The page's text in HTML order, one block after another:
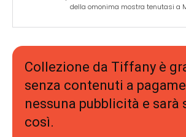
della omonima mostra tenutasi a
Collezione da Tiffany è
senza contenuti a
nessuna pubblicità e sarà
così.